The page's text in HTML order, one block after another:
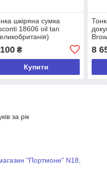
шкіряна сумка
18606 oil tan
₴
Купити
8
за рік
"Портмоне" N18,